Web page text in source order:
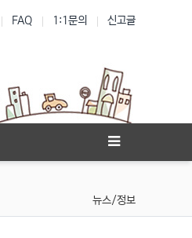
FAQ 1:1문의 신고글
뉴스/정보